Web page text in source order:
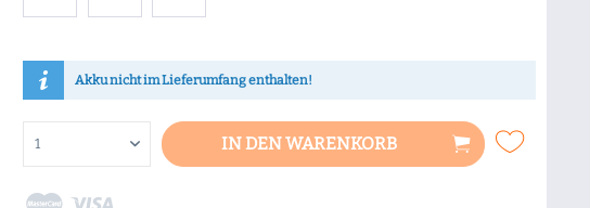
Akku nicht im Lieferumfang enthalten!
IN DENWARENKORB